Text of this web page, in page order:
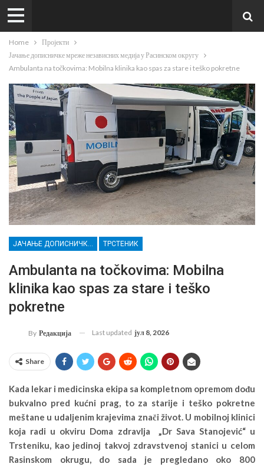
Home
Пројекти
Јачање дописничке мреже независних медија у Расинском округу
Ambulanta na točkovima: Mobilna klinika kao spas za stare i teško pokretne
ТРСТЕНИК
Ambulanta na točkovima: Mobilna
klinika kao spas za stare i teško
pokretne
By Редакција Last updated јул 8, 2026
Share
Kada lekar i medicinska ekipa sa kompletnom opremom dođu
bukvalno pred kućni prag, to za starije i teško pokretne
meštane u udaljenim krajevima znači život. U mobilnoj klinici
koja radi u okviru Doma zdravlja „Dr Sava Stanojević“ u
Trsteniku, kao jedinoj takvoj zdravstvenoj stanici u celom
Rasinskom okrugu, do sada je pregledano oko 800